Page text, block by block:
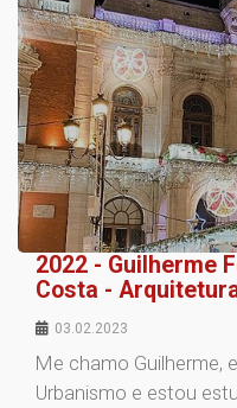
2022 - Guilherme
Costa -
03.02.2023
Me chamo Guilherme,
Urbanismo e estou